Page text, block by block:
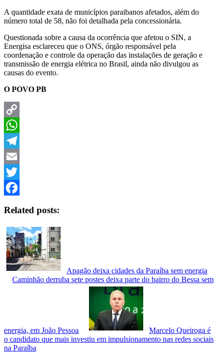
A quantidade exata de municípios paraibanos afetados, além do
número total de 58, não foi detalhada pela concessionária.
Questionada sobre a causa da ocorrência que afetou o SIN, a
Energisa esclareceu que o ONS, órgão responsável pela
coordenação e controle da operação das instalações de geração e
transmissão de energia elétrica no Brasil, ainda não divulgou as
causas do evento.
O POVO PB
Copy
Link
WhatsApp
Telegram
Email
Twitter
Related posts:
Apagão deixa cidades da Paraíba sem energia
Caminhão derruba sete postes deixa parte do bairro do Bessa sem
energia, em João Pessoa
Marcelo Queiroga é
o candidato que mais investiu em impulsionamento nas redes sociais
na Paraíba